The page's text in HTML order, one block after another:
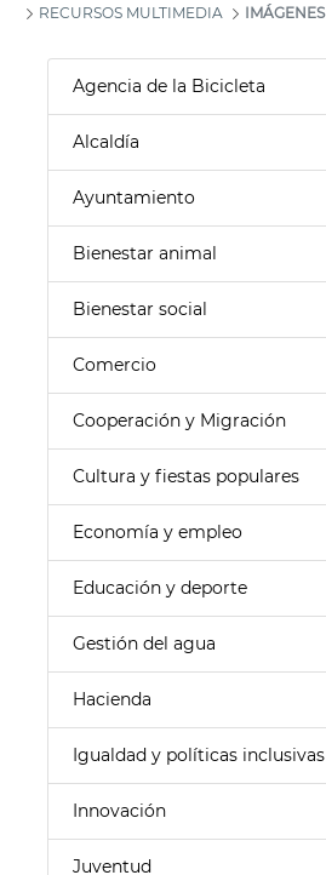
RECURSOS MULTIMEDIA
IMÁGENES
Agencia de la Bicicleta
Alcaldía
Ayuntamiento
Bienestar animal
Bienestar social
Comercio
Cooperación y Migración
Cultura y fiestas populares
Economía y empleo
Educación y deporte
Gestión del agua
Hacienda
Igualdad y políticas inclusivas
Innovación
Juventud